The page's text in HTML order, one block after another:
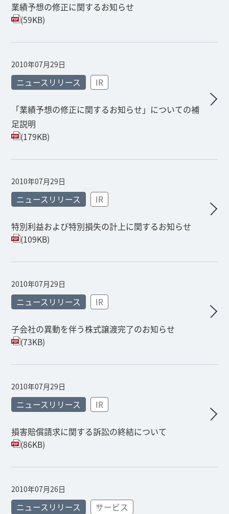
業績予想の修正に関するお知らせ
(59KB)
2010年07月29日
ニュースリリース IR
「業績予想の修正に関するお知らせ」についての補
足説明
(179KB)
2010年07月29日
ニュースリリース IR
特別利益および特別損失の計上に関するお知らせ
(109KB)
2010年07月29日
ニュースリリース IR
子会社の異動を伴う株式譲渡完了のお知らせ
(73KB)
2010年07月29日
ニュースリリース IR
損害賠償請求に関する訴訟の終結について
(86KB)
2010年07月26日
ニュースリリース サービス